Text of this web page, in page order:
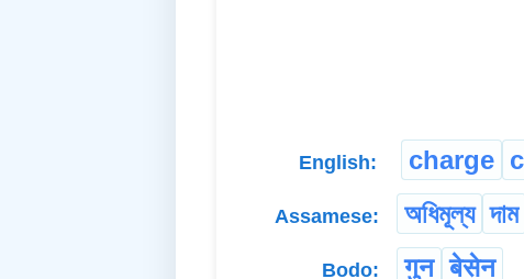
English: charge
Assamese: অধিমূল্য দাম
Bodo: गुन बेसेन